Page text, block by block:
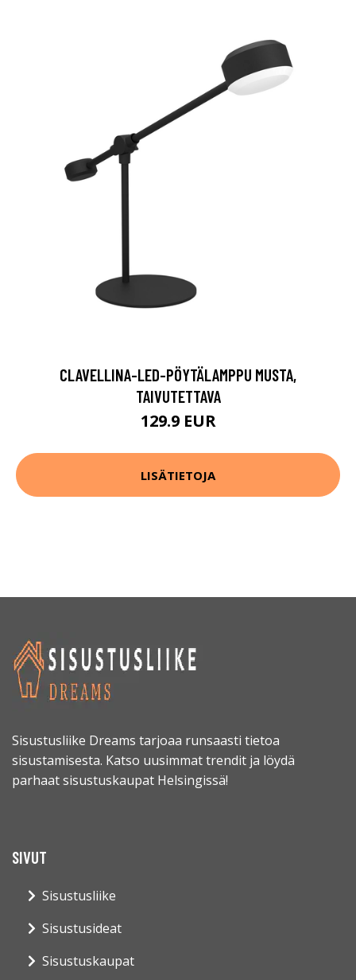
CLAVELLINA-LED-PÖYTÄLAMPPU MUSTA,
TAIVUTETTAVA
129.9 EUR
LISÄTIETOJA
Sisustusliike Dreams tarjoaa runsaasti tietoa
sisustamisesta. Katso uusimmat trendit ja löydä
parhaat sisustuskaupat Helsingissä!
SIVUT
Sisustusliike
Sisustusideat
Sisustuskaupat